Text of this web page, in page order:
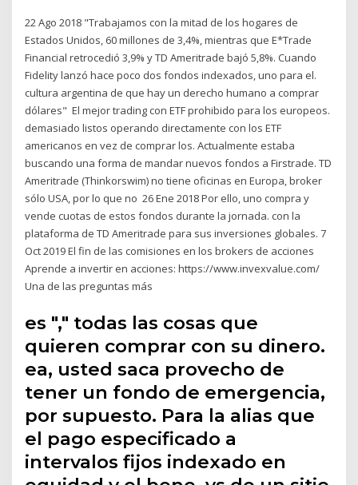
22 Ago 2018 "Trabajamos con la mitad de los hogares de
Estados Unidos, 60 millones de 3,4%, mientras que E*Trade
Financial retrocedió 3,9% y TD Ameritrade bajó 5,8%. Cuando
Fidelity lanzó hace poco dos fondos indexados, uno para el.
cultura argentina de que hay un derecho humano a comprar
dólares" El mejor trading con ETF prohibido para los europeos.
demasiado listos operando directamente con los ETF
americanos en vez de comprar los. Actualmente estaba
buscando una forma de mandar nuevos fondos a Firstrade. TD
Ameritrade (Thinkorswim) no tiene oficinas en Europa, broker
sólo USA, por lo que no 26 Ene 2018 Por ello, uno compra y
vende cuotas de estos fondos durante la jornada. con la
plataforma de TD Ameritrade para sus inversiones globales. 7
Oct 2019 El fin de las comisiones en los brokers de acciones
Aprende a invertir en acciones: https://www.invexvalue.com/
Una de las preguntas más
es "," todas las cosas que
quieren comprar con su dinero.
ea, usted saca provecho de
tener un fondo de emergencia,
por supuesto. Para la alias que
el pago especificado a
intervalos fijos indexado en